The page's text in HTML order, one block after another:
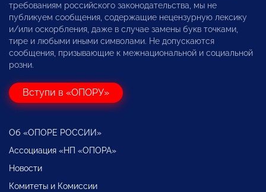
требованиям российского законодательства, мы не
публикуем сообщения, содержащие нецензурную лексику
и/или оскорбления, даже в случае замены букв точками,
тире и любыми иными символами. Не допускаются
сообщения, призывающие к межнациональной и социальной
розни.
Вступи в «ОПОРУ»
Об «ОПОРЕ РОССИИ»
Ассоциация «НП «ОПОРА»
Новости
Комитеты и Комиссии